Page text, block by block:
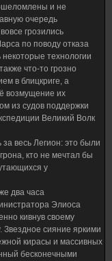
и не
очередь
грозились
по поводу отказа
технологии
что-то грозно
в блицкриге, а
возмущение их
из судов поддержки
Великий Волк
весь Легион: это были
кто не мечтал бы
у
два часа
Элиоса
кивнув своему
сияние яркими
кирасы и массивных
бесконечными